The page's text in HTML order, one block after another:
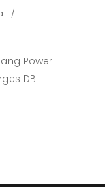
Power
DB